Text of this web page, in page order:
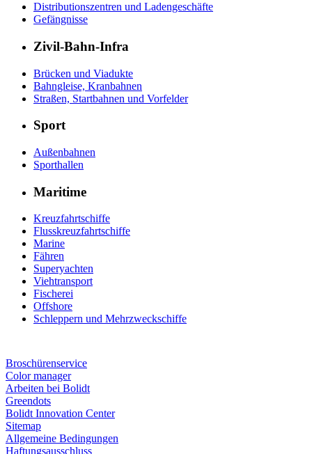
Distributionszentren und Ladengeschäfte
Gefängnisse
Zivil-Bahn-Infra
Brücken und Viadukte
Bahngleise, Kranbahnen
Straßen, Startbahnen und Vorfelder
Sport
Außenbahnen
Sporthallen
Maritime
Kreuzfahrtschiffe
Flusskreuzfahrtschiffe
Marine
Fähren
Superyachten
Viehtransport
Fischerei
Offshore
Schleppern und Mehrzweckschiffe
Broschürenservice
Color manager
Arbeiten bei Bolidt
Greendots
Bolidt Innovation Center
Sitemap
Allgemeine Bedingungen
Haftungsausschluss